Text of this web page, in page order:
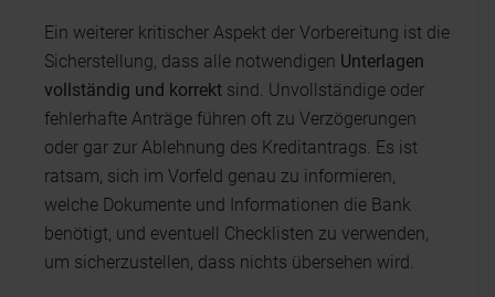
Ein weiterer kritischer Aspekt der Vorbereitung ist die
Sicherstellung, dass alle notwendigen Unterlagen
vollständig und korrekt sind. Unvollständige oder
fehlerhafte Anträge führen oft zu Verzögerungen
oder gar zur Ablehnung des Kreditantrags. Es ist
ratsam, sich im Vorfeld genau zu informieren,
welche Dokumente und Informationen die Bank
benötigt, und eventuell Checklisten zu verwenden,
um sicherzustellen, dass nichts übersehen wird.